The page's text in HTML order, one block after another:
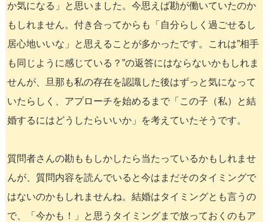
か気になる」と思いました。今思えば勘が働いていたのか
もしれません。付き合ってからも「自分らしく過ごせるし
居心地いいな」と思えることが多かったです。これは”相手
も同じように感じている？”の返答にはならないかもしれま
せんが、旦那も私の存在を認識した後はずっと気になって
いたらしく、アプローチを始めるまで「この子（私）と結
婚するにはどうしたらいいか」を考えていたそうです。
質問者さんの勘ももしかしたら当たっているかもしれませ
んが、質問内容を読んでいると今はまだそのタイミングで
はないのかもしれませんね。結婚はタイミングとも言うの
で、「今かも！」と思うタイミングまで放っておくのもア